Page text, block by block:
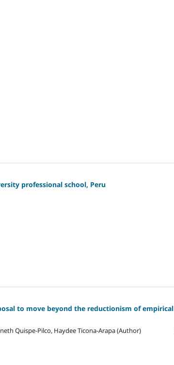
professional school, Peru
to move beyond the reductionism of empirical
Quispe-Pilco, Haydee Ticona-Arapa (Author)